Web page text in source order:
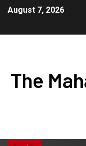
August 7, 2026
The